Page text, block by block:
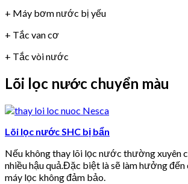
+ Máy bơm nước bị yếu
+ Tắc van cơ
+ Tắc vòi nước
Lõi lọc nước chuyển màu
Lõi lọc nước SHC bị bẩn
Nếu không thay lõi lọc nước thường xuyên
nhiều hậu quả.Đặc biệt là sẽ làm hưởng
máy lọc không đảm bảo.